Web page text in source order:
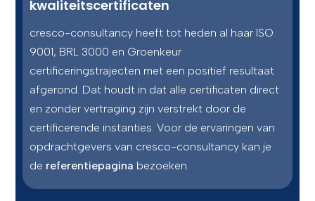
kwaliteitscertificaten
cresco-consultancy heeft tot heden al haar ISO
9001, BRL 3000 en Groenkeur
certificeringstrajecten met een positief resultaat
afgerond. Dat houdt in dat alle certificaten direct
en zonder vertraging zijn verstrekt door de
certificerende instanties. Voor de ervaringen van
opdrachtgevers van cresco-consultancy kan je
de referentiepagina bezoeken.